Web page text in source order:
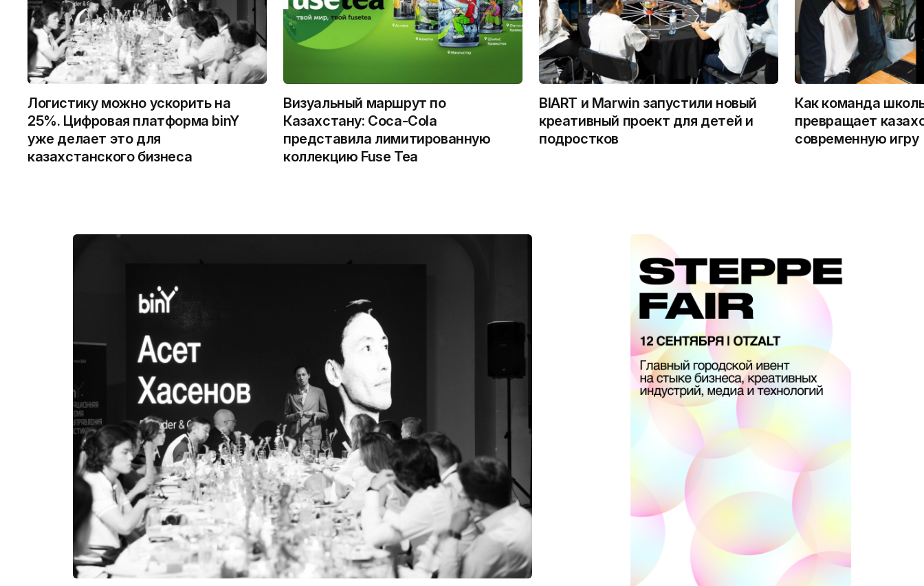
Логистику можно ускорить на
25%. Цифровая платформа binY
уже делает это для
казахстанского бизнеса
Визуальный маршрут по
Казахстану: Coca-Cola
представила лимитированную
коллекцию Fuse Tea
BIART и Marwin запустили новый
креативный проект для детей и
подростков
Как команда
превращает
современную игру